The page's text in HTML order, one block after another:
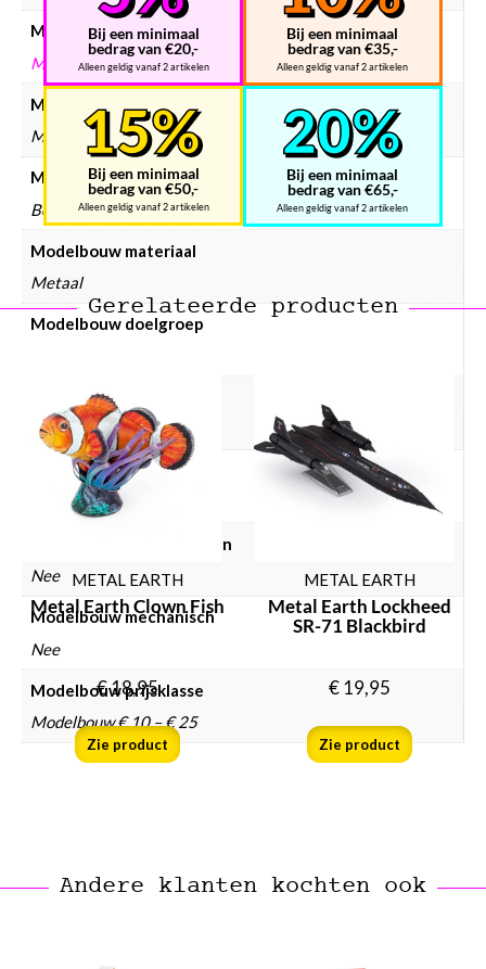
Merken
METAL EARTH
Modelbouw merken
Metal Earth
Modelbouw collectie
Bezienswaardigheden
Modelbouw materiaal
Metaal
Modelbouw doelgroep
Modelbouw incl. lijm
Nee
Modelbouw incl. verf
Modelbouw lijm gebruiken
Nee
Modelbouw mechanisch
Nee
Modelbouw prijsklasse
Modelbouw € 10 – € 25
Bij een minimaal
bedrag van €20,-
Alleen geldig vanaf 2 artikelen
Bij een minimaal
bedrag van €35,-
Alleen geldig vanaf 2 artikelen
Bij een minimaal
bedrag van €50,-
Alleen geldig vanaf 2 artikelen
Bij een minimaal
bedrag van €65,-
Alleen geldig vanaf 2 artikelen
Gerelateerde producten
METAL EARTH
Metal Earth Clown Fish
€18,95
Zie product
METAL EARTH
Metal Earth Lockheed
SR-71 Blackbird
€19,95
Zie product
Andere klanten kochten ook